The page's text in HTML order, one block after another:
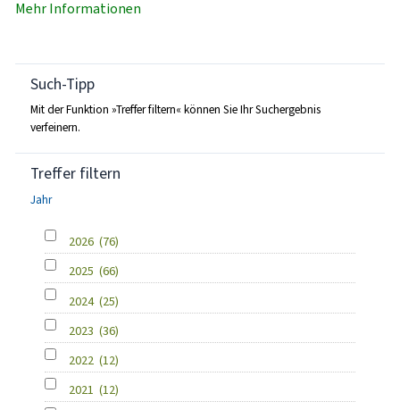
Mehr Informationen
Such-Tipp
Mit der Funktion »Treffer filtern« können Sie Ihr Suchergebnis
verfeinern.
Treffer filtern
Jahr
2026 (76)
2025 (66)
2024 (25)
2023 (36)
2022 (12)
2021 (12)